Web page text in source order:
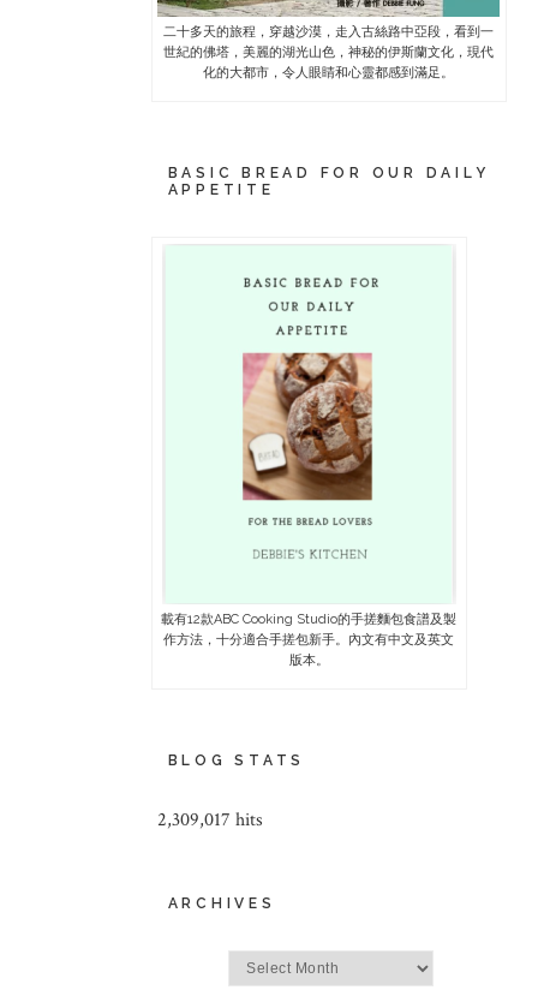
二十多天的旅程，穿越沙漠，走入古絲路中亞段，看到一
世紀的佛塔，美麗的湖光山色，神秘的伊斯蘭文化，現代
化的大都市，令人眼睛和心靈都感到滿足。
BASIC BREAD FOR OUR DAILY
APPETITE
載有12款ABC Cooking Studio的手搓麵包食譜及製
作方法，十分適合手搓包新手。內文有中文及英文
版本。
BLOG STATS
2,309,017 hits
ARCHIVES